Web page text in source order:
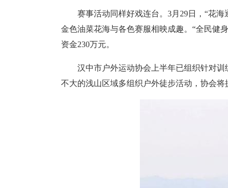
赛事活动同样好戏连台。3月29日，“花
金色油菜花海与各色赛服相映成趣。“全民健
资金230万元。
汉中市户外运动协会上半年已组织针对
不大的浅山区域多组织户外徒步活动，协会